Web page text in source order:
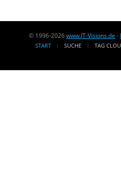
© 1996-2026www.IT-Visions.de -
START SUCHE TAG